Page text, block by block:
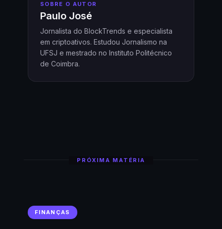
SOBRE O AUTOR
Paulo José
Jornalista do BlockTrends e especialista
em criptoativos. Estudou Jornalismo na
UFSJ e mestrado no Instituto Politécnico
de Coimbra.
PRÓXIMA MATÉRIA
FINANÇAS